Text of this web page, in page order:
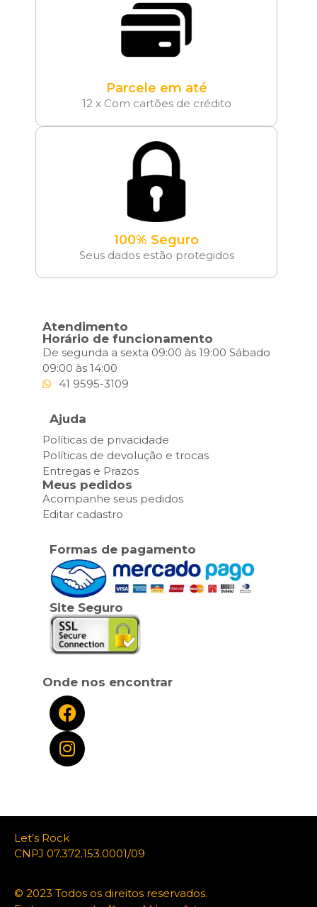
Parcele em até
12 x Com cartões de crédito
100% Seguro
Seus dados estão protegidos
Atendimento
Horário de funcionamento
De segunda a sexta 09:00 às 19:00 Sábado
09:00 às 14:00
41 9595-3109
Ajuda
Políticas de privacidade
Políticas de devolução e trocas
Entregas e Prazos
Meus pedidos
Acompanhe seus pedidos
Editar cadastro
Formas de pagamento
Site Seguro
Onde nos encontrar
Let’s Rock
CNPJ 07.372.153.0001/09
© 2023 Todos os direitos reservados.